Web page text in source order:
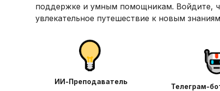
поддержке и умным помощникам. Войдите,
увлекательное путешествие к новым
ИИ-Преподаватель
Телеграм-